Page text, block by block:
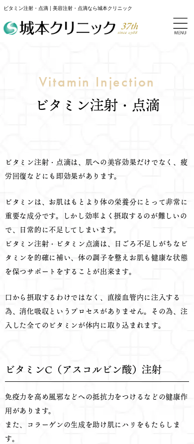
ビタミン注射・点滴 | 美容注射・点滴なら城本クリニック
Vitamin Injection
ビタミン注射・点滴
ビタミン注射・点滴は、肌への美容効果だけでなく、疲
労回復などにも即効果があります。
ビタミンは、お肌はもとより体の栄養分にとって非常に
重要な成分です。しかし効率よく摂取するのが難しいの
で、日常的に不足してしまいます。
ビタミン注射・ビタミン点滴は、日ごろ不足しがちなビ
タミンを的確に補い、体の調子を整えお肌も健康な状態
を保つサポートをすることが出来ます。
口から摂取するわけではなく、直接血管内に注入する
為、消化吸収というプロセスがありません。その為、注
入した全てのビタミンが体内に取り込まれます。
ビタミンC（アスコルビン酸）注射
免疫力を高め風邪などへの抵抗力をつけるなどの健康作
用があります。
また、コラーゲンの生成を助け肌にハリをもたらしま
す。